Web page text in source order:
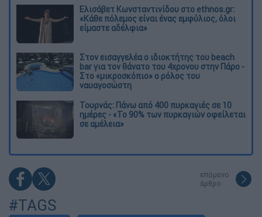
Ελισάβετ Κωνσταντινίδου στο ethnos.gr:
«Κάθε πόλεμος είναι ένας εμφύλιος, όλοι
είμαστε αδέλφια»
Στον εισαγγελέα ο ιδιοκτήτης του beach
bar για τον θάνατο του 4χρονου στην Πάρο -
Στο «μικροσκόπιο» ο ρόλος του
ναυαγοσώστη
Τουρνάς: Πάνω από 400 πυρκαγιές σε 10
ημέρες - «Το 90% των πυρκαγιών οφείλεται
σε αμέλεια»
επόμενο
άρθρο
#TAGS